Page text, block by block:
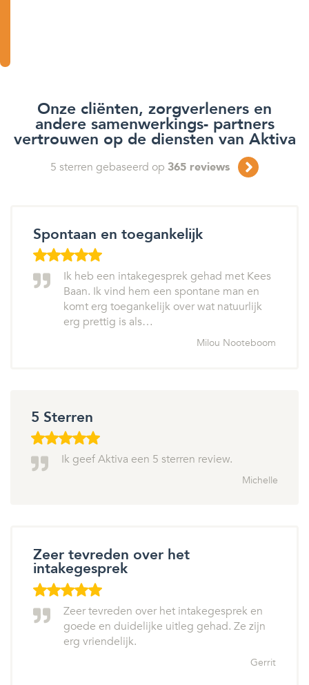
Onze cliënten, zorgverleners en
andere samenwerkings- partners
vertrouwen op de diensten van Aktiva
5 sterren gebaseerd op 365 reviews
Spontaan en toegankelijk
Ik heb een intakegesprek gehad met Kees
Baan. Ik vind hem een spontane man en
komt erg toegankelijk over wat natuurlijk
erg prettig is als…
Milou Nooteboom
5 Sterren
Ik geef Aktiva een 5 sterren review.
Michelle
Zeer tevreden over het
intakegesprek
Zeer tevreden over het intakegesprek en
goede en duidelijke uitleg gehad. Ze zijn
erg vriendelijk.
Gerrit